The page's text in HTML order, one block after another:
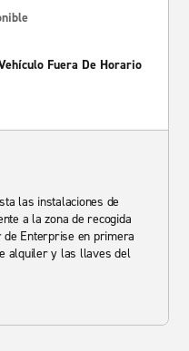
Fuera De Horario
las instalaciones de
a la zona de recogida
de Enterprise en primera
alquiler y las llaves del